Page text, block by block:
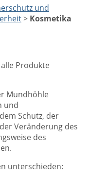
und
> Kosmetika
Produkte
Mundhöhle
und
Schutz, der
Veränderung des
des
unterschieden: